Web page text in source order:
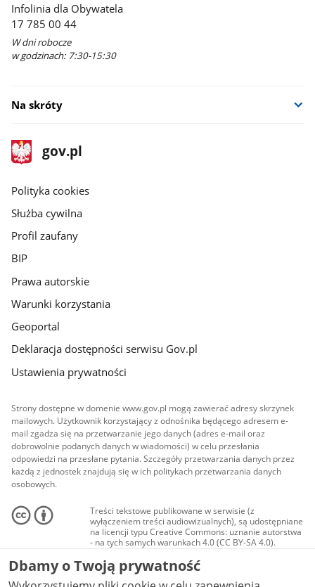
Infolinia dla Obywatela
17 785 00 44
W dni robocze
w godzinach: 7:30-15:30
Na skróty
stopka
gov.pl
Strona
gov.pl
gov.pl
Polityka cookies
Służba cywilna
Profil zaufany
BIP
Prawa autorskie
Warunki korzystania
Geoportal
Deklaracja dostępności serwisu Gov.pl
Ustawienia prywatności
Strony dostępne w domenie www.gov.pl mogą zawierać adresy skrzynek
mailowych. Użytkownik korzystający z odnośnika będącego adresem e-
mail zgadza się na przetwarzanie jego danych (adres e-mail oraz
dobrowolnie podanych danych w wiadomości) w celu przesłania
odpowiedzi na przesłane pytania. Szczegóły przetwarzania danych przez
każdą z jednostek znajdują się w ich politykach przetwarzania danych
osobowych.
Treści tekstowe publikowane w serwisie (z
wyłączeniem treści audiowizualnych), są udostępniane
na licencji typu Creative Commons: uznanie autorstwa
- na tych samych warunkach 4.0 (CC BY-SA 4.0).
Materiały audiowizualne, w tym zdjęcia, materiały
audio i wideo, są udostępniane na licencji typu
Creative Commons: uznanie autorstwa użycie
niekomercyjne - bez utworów zależnych 4.0 (CC BY-
Dbamy o Twoją prywatność